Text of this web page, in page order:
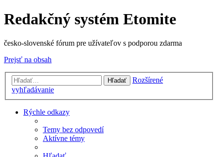
Redakčný systém Etomite
česko-slovenské fórum pre užívateľov s podporou zdarma
Prejsť na obsah
Hľadať
Rozšírené
vyhľadávanie
Rýchle odkazy
Temy bez odpovedí
Aktívne témy